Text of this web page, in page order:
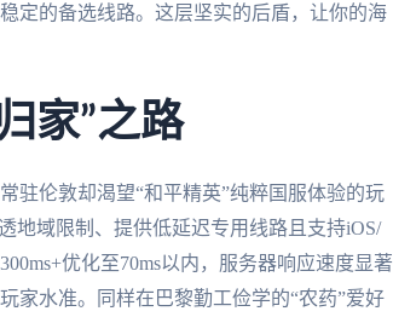
定的备选线路。这层坚实的后盾，让你的海
家”之路
驻伦敦却渴望“和平精英”纯粹国服体验的玩
地域限制、提供低延迟专用线路且支持iOS/
优化至70ms以内，服务器响应速度显著
家水准。同样在巴黎勤工俭学的“农药”爱好